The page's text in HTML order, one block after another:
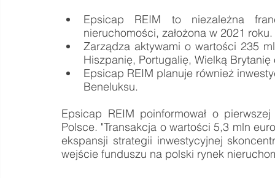
Epsicap REIM to niezależna
nieruchomości, założona w 2021 roku.
Zarządza aktywami o wartości 235
Hiszpanię, Portugalię, Wielką Brytanię
Epsicap REIM planuje również
Beneluksu.
Epsicap REIM poinformował o
Polsce. "Transakcja o wartości 5,3 mln
ekspansji strategii inwestycyjnej
wejście funduszu na polski rynek